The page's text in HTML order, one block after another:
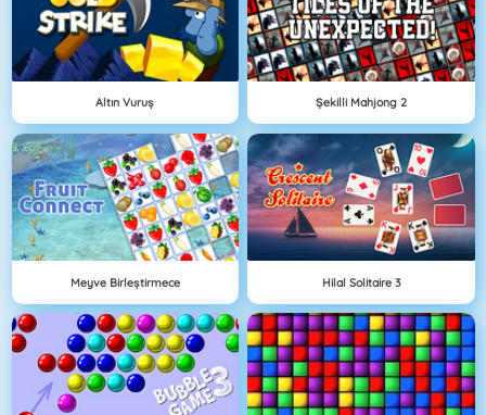
Altın Vuruş Şekilli Mahjong 2
Meyve Birleştirmece Hilal Solitaire 3